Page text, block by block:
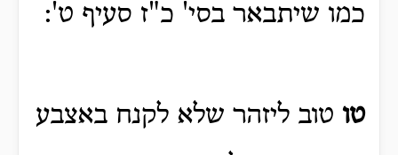
כמו שיתבאר בסי' כ"ז סעיף ט':
טו טוב ליזהר שלא לקנח באצבע